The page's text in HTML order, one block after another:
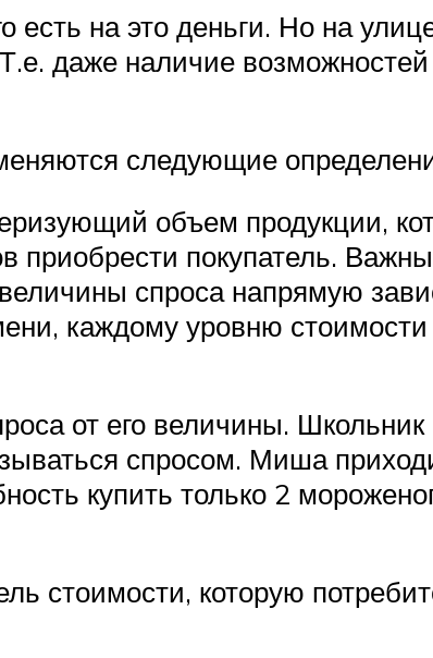
есть на это деньги. Но на
даже наличие
следующие
объем продукции,
приобрести покупатель.
спроса напрямую
каждому уровню стоимости
от его величины.
спросом. Миша
купить только 2
стоимости, которую